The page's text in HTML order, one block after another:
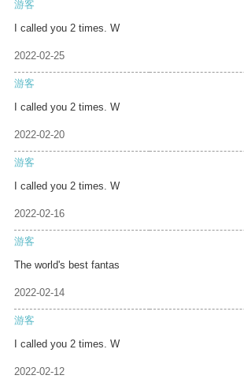
游客
I called you 2 times. W
2022-02-25
游客
I called you 2 times. W
2022-02-20
游客
I called you 2 times. W
2022-02-16
游客
The world's best fantas
2022-02-14
游客
I called you 2 times. W
2022-02-12